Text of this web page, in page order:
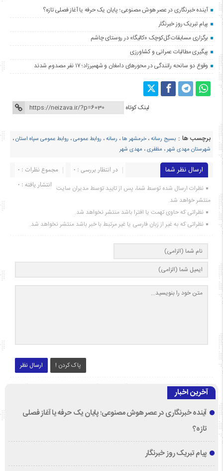
آینده خبرنگاری در عصر هوش مصنوعی؛ پایان یک حرفه یا آغاز فصلی تازه؟
پیام تبریک روز خبرنگار
برگزاری مسابقات گل‌کوچک «کالیگا» در روستای چاشم
پیگیری مطالبات عمرانی و کشاورزی
وقوع دو سانحه رانندگی در محورهای دامغان و شهمیرزاد؛ ۱۷ نفر مصدوم شدند
لینک کوتاه
برچسب ها : بسیج رسانه،خرمشهر ها ، رسانه، روابط عمومی، روابط عمومی سپاه استان،
شهرستان مهدی شهر، مظفری، مهدی شهر
ارسال نظر شما مجموع نظرات : 0
در انتظار بررسی : 0
انتشار یافته : ۰ نظرات ارسال شده توسط شما، پس از تایید توسط مدیران سایت
منتشر خواهد شد.
نظراتی که حاوی تهمت یا افترا باشد منتشر نخواهد شد.
نظراتی که به غیر از زبان فارسی یا غیر مرتبط با خبر باشد منتشر نخواهد شد.
ارسال نظر پاک کردن !
آخرین اخبار
آینده خبرنگاری در عصر هوش مصنوعی؛ پایان یک حرفه یا آغاز فصلی
تازه؟
پیام تبریک روز خبرنگار